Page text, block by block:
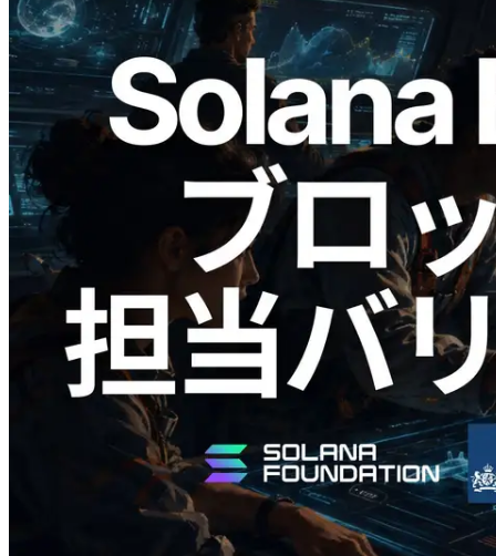
2026.05.24
Validators Solutions、Solana ブロックア
ナライザーを公開 — slot 単位のブロッ
ク生成時間と担当バリデータを視覚化
この記事を読む
さらに読み込む